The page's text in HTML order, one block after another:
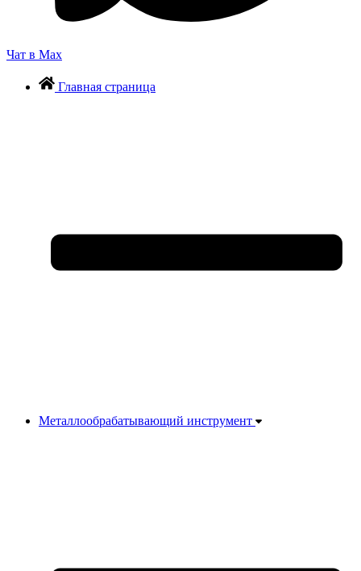
Чат в Max
Главная страница
Металлообрабатывающий инструмент